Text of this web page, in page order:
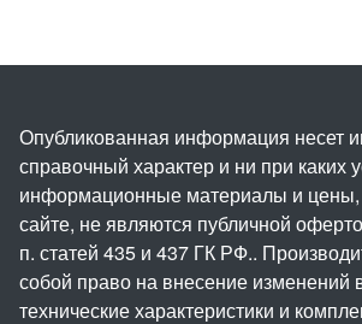
Опубликованная информация несет
справочный характер и ни при каких
информационные материалы и
сайте, не являются публичной
п. статей 435 и 437 ГК РФ..
собой право на внесение изменений
технические характеристики и